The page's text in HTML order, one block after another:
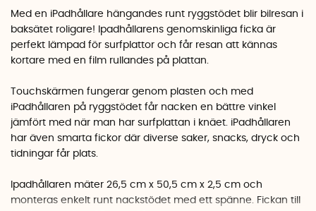
Med en iPadhållare hängandes runt ryggstödet blir bilresan i
baksätet roligare! Ipadhållarens genomskinliga ficka är
perfekt lämpad för surfplattor och får resan att kännas
kortare med en film rullandes på plattan.
Touchskärmen fungerar genom plasten och med
iPadhållaren på ryggstödet får nacken en bättre vinkel
jämfört med när man har surfplattan i knäet. iPadhållaren
har även smarta fickor där diverse saker, snacks, dryck och
tidningar får plats.
Ipadhållaren mäter 26,5 cm x 50,5 cm x 2,5 cm och
monteras enkelt runt nackstödet med ett spänne. Fickan till